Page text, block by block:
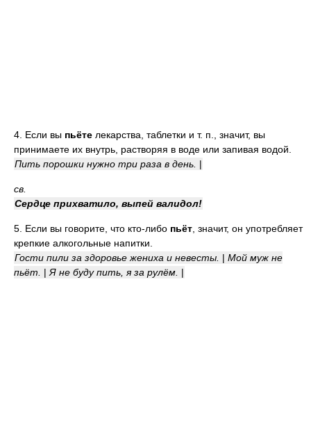
4. Если вы пьёте лекарства, таблетки и т. п., значит, вы
принимаете их внутрь, растворяя в воде или запивая водой.
Пить порошки нужно три раза в день. |
св.
Сердце прихватило, выпей валидол!
5. Если вы говорите, что кто-либо пьёт , значит, он употребляет
крепкие алкогольные напитки.
Гости пили за здоровье жениха и невесты. | Мой муж не
пьёт.
| Я не буду пить, я за рулём. |